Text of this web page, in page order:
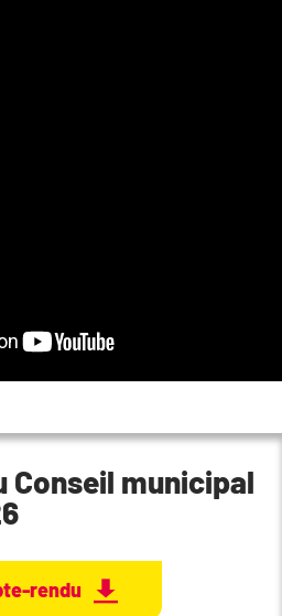
Conseil municipal
rendu